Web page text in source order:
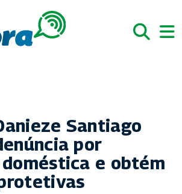
Santiago
por
e obtém